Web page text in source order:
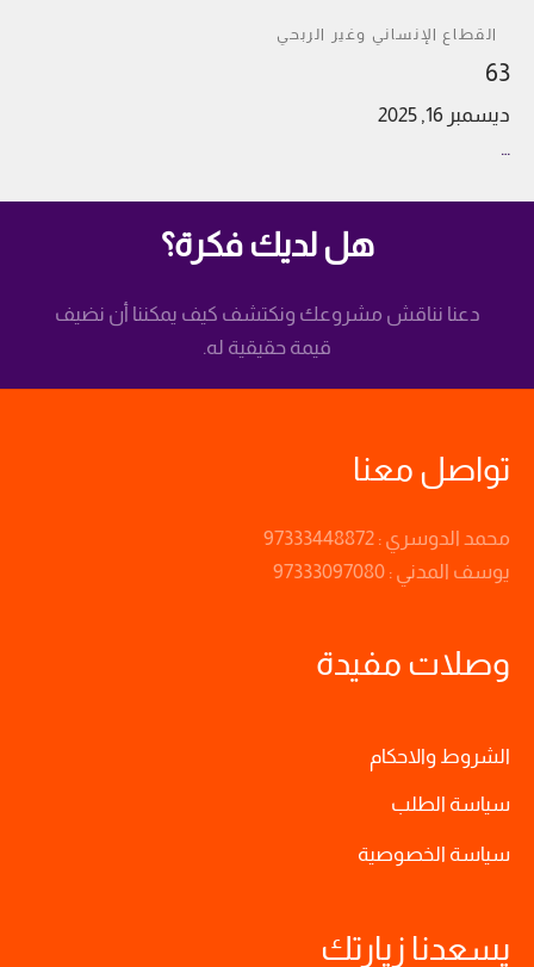
القطاع الإنساني وغير الربحي
63
ديسمبر 16, 2025
…
هل لديك فكرة؟
دعنا نناقش مشروعك ونكتشف كيف يمكننا أن نضيف
قيمة حقيقية له.
تواصل معنا
محمد الدوسري : 97333448872
يوسف المدني : 97333097080
وصلات مفيدة
الشروط والاحكام
سياسة الطلب
سياسة الخصوصية
يسعدنا زيارتك